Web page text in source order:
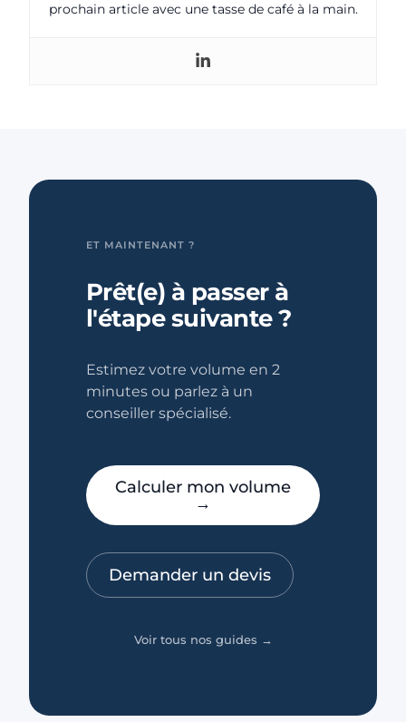
prochain article avec une tasse de café à la main.
ET MAINTENANT ?
Prêt(e) à passer à
l'étape suivante ?
Estimez votre volume en 2
minutes ou parlez à un
conseiller spécialisé.
Calculer mon volume
→
Demander un devis
Voir tous nos guides →